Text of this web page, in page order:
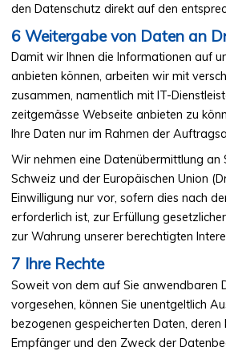
den Datenschutz direkt auf den
Weitergabe von Daten an
Damit wir Ihnen die Informationen auf
anbieten können, arbeiten wir mit
zusammen, namentlich mit IT-
zeitgemässe Webseite anbieten zu
Ihre Daten nur im Rahmen der
Wir nehmen eine Datenübermittlung an
Schweiz und der Europäischen Union
Einwilligung nur vor, sofern dies nach
erforderlich ist, zur Erfüllung
zur Wahrung unserer berechtigten
Ihre Rechte
Soweit von dem auf Sie anwendbaren
vorgesehen, können Sie unentgeltlich
bezogenen gespeicherten Daten, deren
Empfänger und den Zweck der